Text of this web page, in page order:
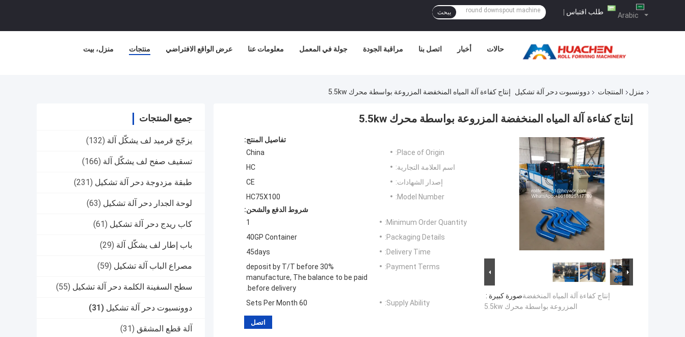
Arabic طلب اقتباس | يبحث
منزل، بيت منتجات عرض الواقع الافتراضي معلومات عنا جولة في المعمل مراقبة الجودة اتصل بنا أخبار حالات
منزل المنتجات دوونسبوت دحر آلة تشكيل إنتاج كفاءة آلة المياه المنخفضة المزروعة بواسطة محرك 5.5kw
جميع المنتجات
يزجّج قرميد لف يشكّل آلة (132)
تسقيف صفح لف يشكّل آلة (166)
طبقة مزدوجة دحر آلة تشكيل (231)
لوحة الجدار دحر آلة تشكيل (63)
كاب ريدج دحر آلة تشكيل (61)
باب إطار لف يشكّل آلة (29)
مصراع الباب آلة تشكيل (59)
سطح السفينة الكلمة دحر آلة تشكيل (55)
دوونسبوت دحر آلة تشكيل (31)
آلة قطع المشقق (31)
إنتاج كفاءة آلة المياه المنخفضة المزروعة بواسطة محرك 5.5kw
صورة كبيرة :إنتاج كفاءة آلة المياه المنخفضة
المزروعة بواسطة محرك 5.5kw
تفاصيل المنتج:
Place of Origin:
China
اسم العلامة التجارية:
HC
إصدار الشهادات:
CE
Model Number:
HC75X100
شروط الدفع والشحن:
Minimum Order Quantity:
1
Packaging Details:
40GP Container
Delivery Time:
45days
Payment Terms:
30% deposit by T/T before
manufacture, The balance to be paid
before delivery.
Supply Ability:
60 Sets Per Month
اتصل